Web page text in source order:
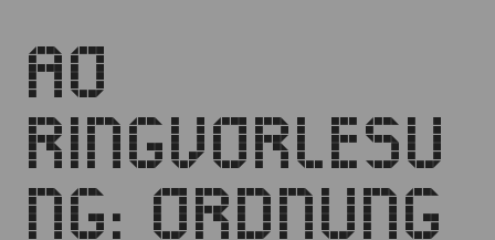
AO
RINGVORLESU
NG: ORDNUNG